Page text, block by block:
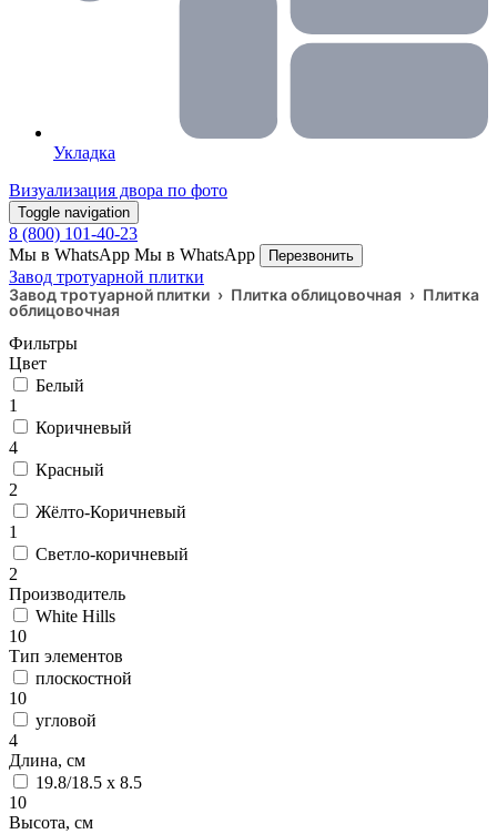
Укладка
Визуализация двора по фото
Toggle navigation
8 (800) 101-40-23
Мы в WhatsApp Мы в WhatsApp Перезвонить
Завод тротуарной плитки
Завод тротуарной плитки › Плитка облицовочная › Плитка
облицовочная
Фильтры
Цвет
Белый
1
Коричневый
4
Красный
2
Жёлто-Коричневый
1
Светло-коричневый
2
Производитель
White Hills
10
Тип элементов
плоскостной
10
угловой
4
Длина, см
19.8/18.5 х 8.5
10
Высота, см